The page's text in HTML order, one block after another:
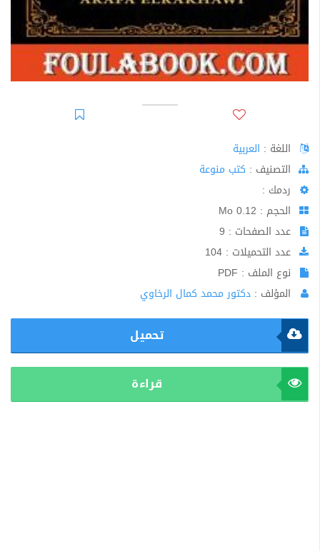
اللغة : العربية
اﻟﺘﺼﻨﻴﻒ : كتب منوعة
ردمك :
الحجم : 0.12 Mo
عدد الصفحات : 9
عدد التحميلات : 104
نوع الملف : PDF
المؤلف : دكتور محمد كمال الرخاوي
تحميل
قراءة